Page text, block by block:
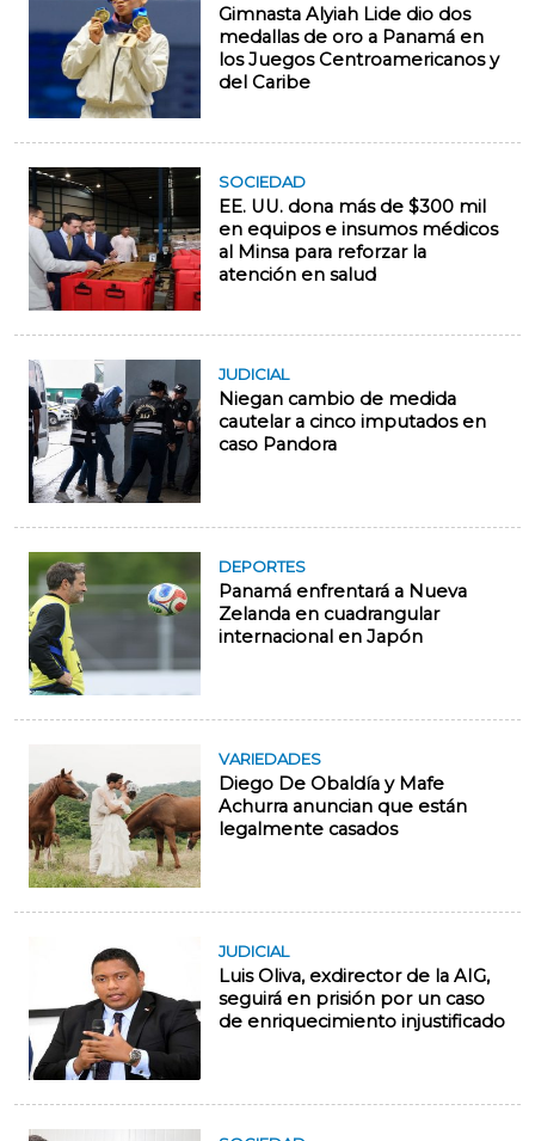
Gimnasta Alyiah Lide dio dos
medallas de oro a Panamá en
los Juegos Centroamericanos y
del Caribe
SOCIEDAD
EE. UU. dona más de $300 mil
en equipos e insumos médicos
al Minsa para reforzar la
atención en salud
JUDICIAL
Niegan cambio de medida
cautelar a cinco imputados en
caso Pandora
DEPORTES
Panamá enfrentará a Nueva
Zelanda en cuadrangular
internacional en Japón
VARIEDADES
Diego De Obaldía y Mafe
Achurra anuncian que están
legalmente casados
JUDICIAL
Luis Oliva, exdirector de la AIG,
seguirá en prisión por un caso
de enriquecimiento injustificado